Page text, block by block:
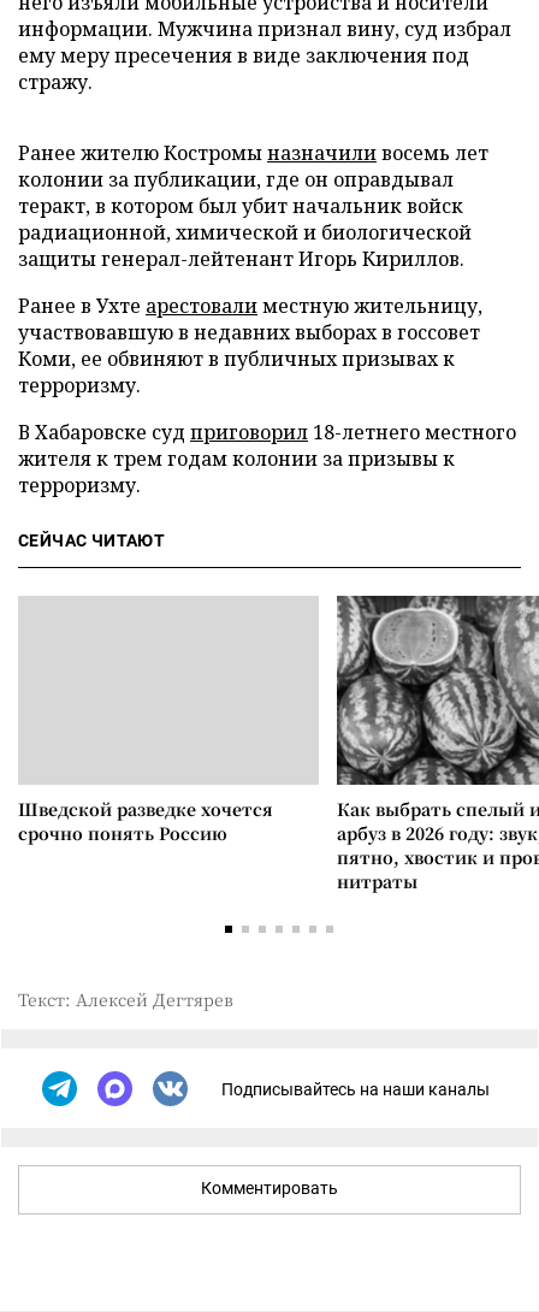
информации. Мужчина признал вину, суд избрал
ему меру пресечения в виде заключения под
стражу.
Ранее жителю Костромыназначиливосемь лет
колонии за публикации, где он оправдывал
теракт, в котором был убит начальник войск
радиационной, химической и биологической
защиты генерал-лейтенант Игорь Кириллов.
Ранее в Ухте арестовалиместную жительницу,
участвовавшую в недавних выборах в госсовет
Коми, ее обвиняют в публичных призывах к
терроризму.
В Хабаровске суд приговорил 18-летнего местного
жителя к трем годам колонии за призывы к
терроризму.
СЕЙЧАС ЧИТАЮТ
Шведской разведке хочется
срочно понять Россию
Как выбрать спелый
арбуз в 2026 году:
пятно, хвостик и
нитраты
Текст: Алексей Дегтярев
Подписывайтесь на наши каналы
Комментировать